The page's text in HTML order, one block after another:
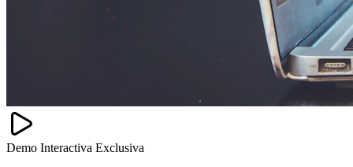
Demo Interactiva Exclusiva